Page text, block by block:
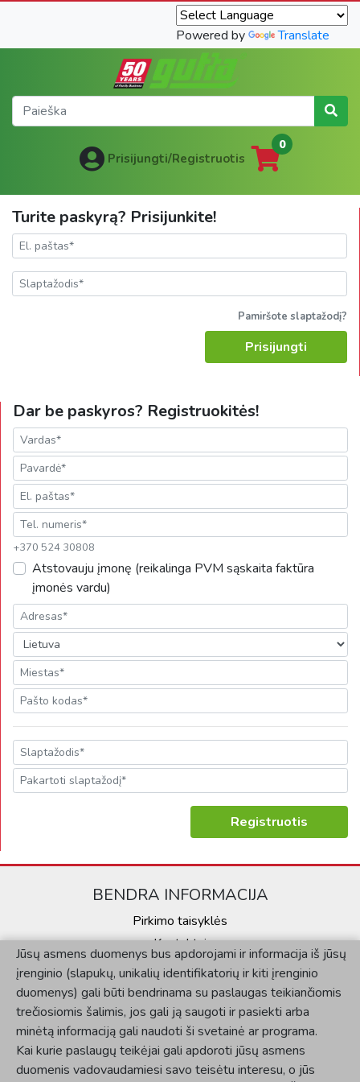
Powered by Translate
Prisijungti/Registruotis
0
Turite paskyrą? Prisijunkite!
Pamiršote slaptažodį?
Prisijungti
Dar be paskyros? Registruokitės!
+370 524 30808
Atstovauju įmonę (reikalinga PVM sąskaita faktūra
įmonės vardu)
Registruotis
BENDRA INFORMACIJA
Pirkimo taisyklės
Kontaktai
Privatumo politika
KLIENTAMS
Mano paskyra
Užsakymų istorija
SOCIALINĖ SKLAIDA
Jūsų asmens duomenys bus apdorojami ir informacija iš jūsų
įrenginio (slapukų, unikalių identifikatorių ir kiti įrenginio
duomenys) gali būti bendrinama su paslaugas teikiančiomis
trečiosiomis šalimis, jos gali ją saugoti ir pasiekti arba
minėtą informaciją gali naudoti ši svetainė ar programa.
Kai kurie paslaugų teikėjai gali apdoroti jūsų asmens
duomenis vadovaudamiesi savo teisėtu interesu, o jūs
galite nesutikti su tuo tvarkydami parinktis toliau. Šio